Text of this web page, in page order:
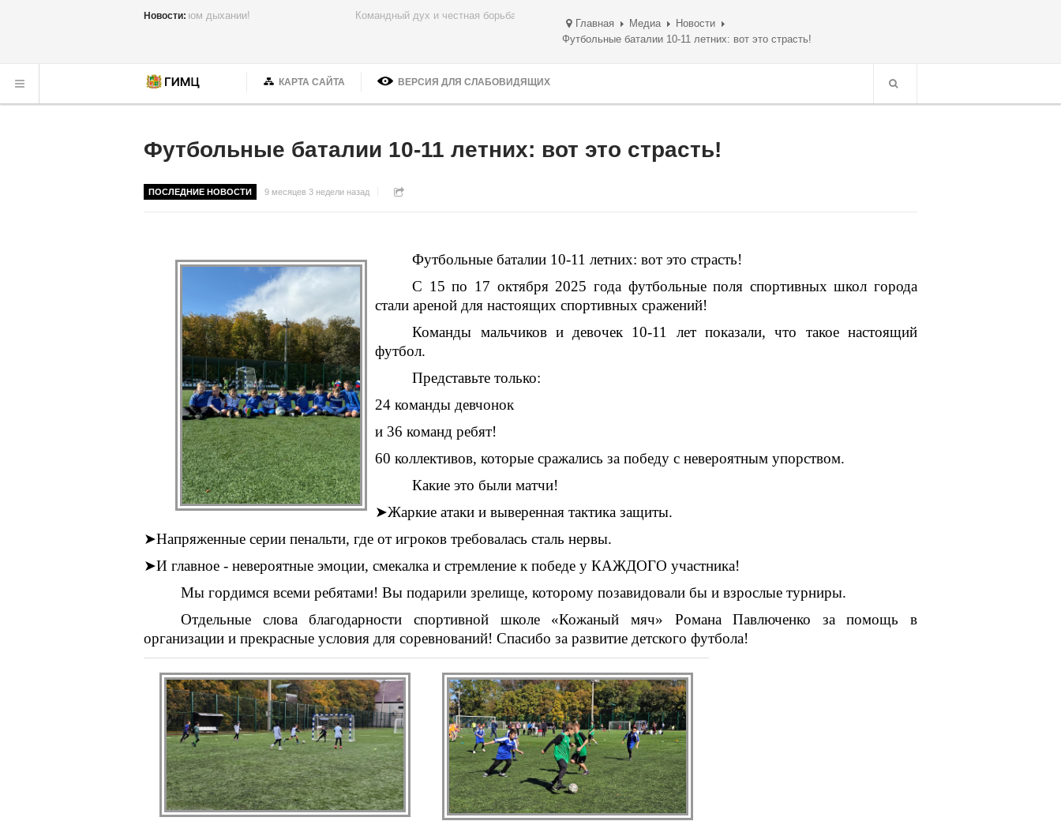
Новости: Семинар, который прошел на одном дыхании!
Главная Медиа
Новости
Футбольные баталии 10-11 летних: вот это страсть!
КАРТА САЙТА ВЕРСИЯ ДЛЯ СЛАБОВИДЯЩИХ
Футбольные баталии 10-11 летних: вот это страсть!
ПОСЛЕДНИЕ НОВОСТИ 9 месяцев 3 недели назад
Футбольные баталии 10-11 летних: вот это страсть!
С 15 по 17 октября 2025 года футбольные поля спортивных школ города
стали ареной для настоящих спортивных сражений!
Команды мальчиков и девочек 10-11 лет показали, что такое настоящий
футбол.
Представьте только:
24 команды девчонок
и 36 команд ребят!
60 коллективов, которые сражались за победу с невероятным упорством.
Какие это были матчи!
➤Жаркие атаки и выверенная тактика защиты.
➤Напряженные серии пенальти, где от игроков требовалась сталь нервы.
➤И главное - невероятные эмоции, смекалка и стремление к победе у КАЖДОГО участника!
Мы гордимся всеми ребятами! Вы подарили зрелище, которому позавидовали бы и взрослые турниры.
Отдельные слова благодарности спортивной школе «Кожаный мяч» Романа Павлюченко за помощь в
организации и прекрасные условия для соревнований! Спасибо за развитие детского футбола!